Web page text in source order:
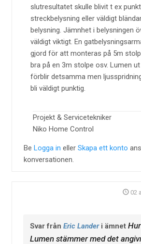
slutresultatet skulle blivit t ex
streckbelysning eller väldigt
belysning. Jämnhet i belysningen
väldigt viktigt. En
gjord för att monteras på 5m
bra på en 3m stolpe osv. Lumen
förblir detsamma men
bli väldigt punktig.
Projekt & Servicetekniker
Niko Home Control
Be Logga in eller Skapa ett konto
konversationen.
02
Svar från Eric Landeri ämnet
Lumen stämmer med det